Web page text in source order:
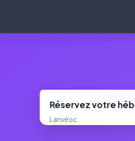
Réservez votre
Lanvéoc